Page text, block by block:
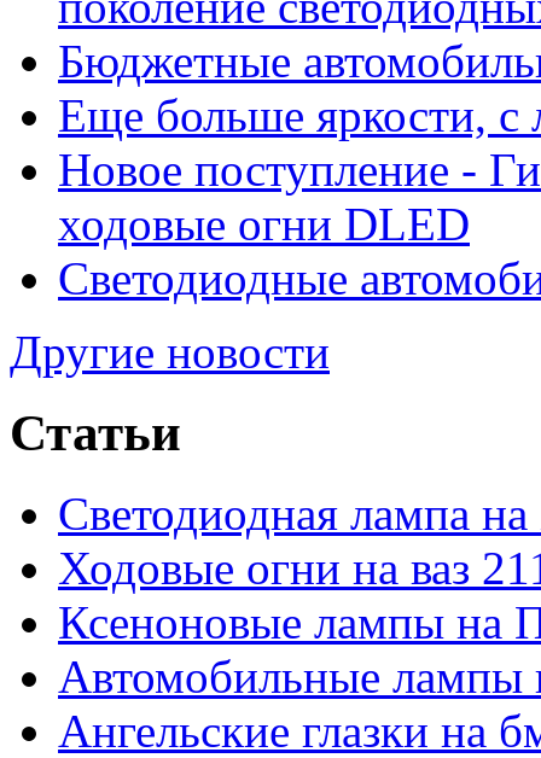
Бюджетные
Еще больше яркости,
Новое поступление -
ходовые огни DLED
Светодиодные
Другие новости
Статьи
Светодиодная лампа
Ходовые огни на ваз
Ксеноновые лампы на
Автомобильные лампы
Ангельские глазки на